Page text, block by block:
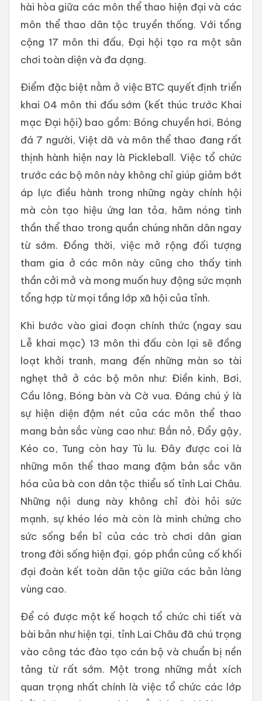
hài hòa giữa các môn thể thao hiện đại và các
môn thể thao dân tộc truyền thống. Với tổng
cộng 17 môn thi đấu, Đại hội tạo ra một sân
chơi toàn diện và đa dạng.
Điểm đặc biệt nằm ở việc BTC quyết định triển
khai 04 môn thi đấu sớm (kết thúc trước Khai
mạc Đại hội) bao gồm: Bóng chuyền hơi, Bóng
đá 7 người, Việt dã và môn thể thao đang rất
thịnh hành hiện nay là Pickleball. Việc tổ chức
trước các bộ môn này không chỉ giúp giảm bớt
áp lực điều hành trong những ngày chính hội
mà còn tạo hiệu ứng lan tỏa, hâm nóng tinh
thần thể thao trong quần chúng nhân dân ngay
từ sớm. Đồng thời, việc mở rộng đối tượng
tham gia ở các môn này cũng cho thấy tinh
thần cởi mở và mong muốn huy động sức mạnh
tổng hợp từ mọi tầng lớp xã hội của tỉnh.
Khi bước vào giai đoạn chính thức (ngay sau
Lễ khai mạc) 13 môn thi đấu còn lại sẽ đồng
loạt khởi tranh, mang đến những màn so tài
nghẹt thở ở các bộ môn như: Điền kinh, Bơi,
Cầu lông, Bóng bàn và Cờ vua. Đáng chú ý là
sự hiện diện đậm nét của các môn thể thao
mang bản sắc vùng cao như: Bắn nỏ, Đẩy gậy,
Kéo co, Tung còn hay Tù lu. Đây được coi là
những môn thể thao mang đậm bản sắc văn
hóa của bà con dân tộc thiểu số tỉnh Lai Châu.
Những nội dung này không chỉ đòi hỏi sức
mạnh, sự khéo léo mà còn là minh chứng cho
sức sống bền bỉ của các trò chơi dân gian
trong đời sống hiện đại, góp phần củng cố khối
đại đoàn kết toàn dân tộc giữa các bản làng
vùng cao.
Để có được một kế hoạch tổ chức chi tiết và
bài bản như hiện tại, tỉnh Lai Châu đã chú trọng
vào công tác đào tạo cán bộ và chuẩn bị nền
tảng từ rất sớm. Một trong những mắt xích
quan trọng nhất chính là việc tổ chức các lớp